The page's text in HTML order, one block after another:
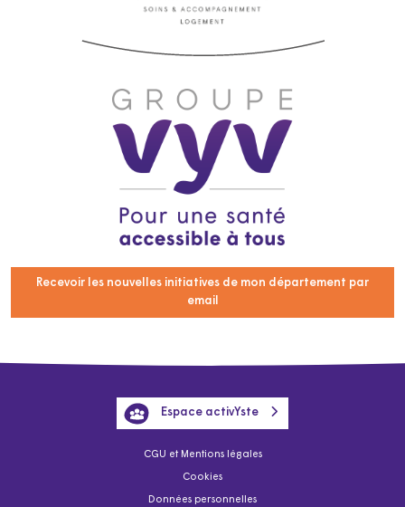
Recevoir les nouvelles initiatives de mon département par
email
CGU et Mentions légales
Cookies
Données personnelles
Espace activYste